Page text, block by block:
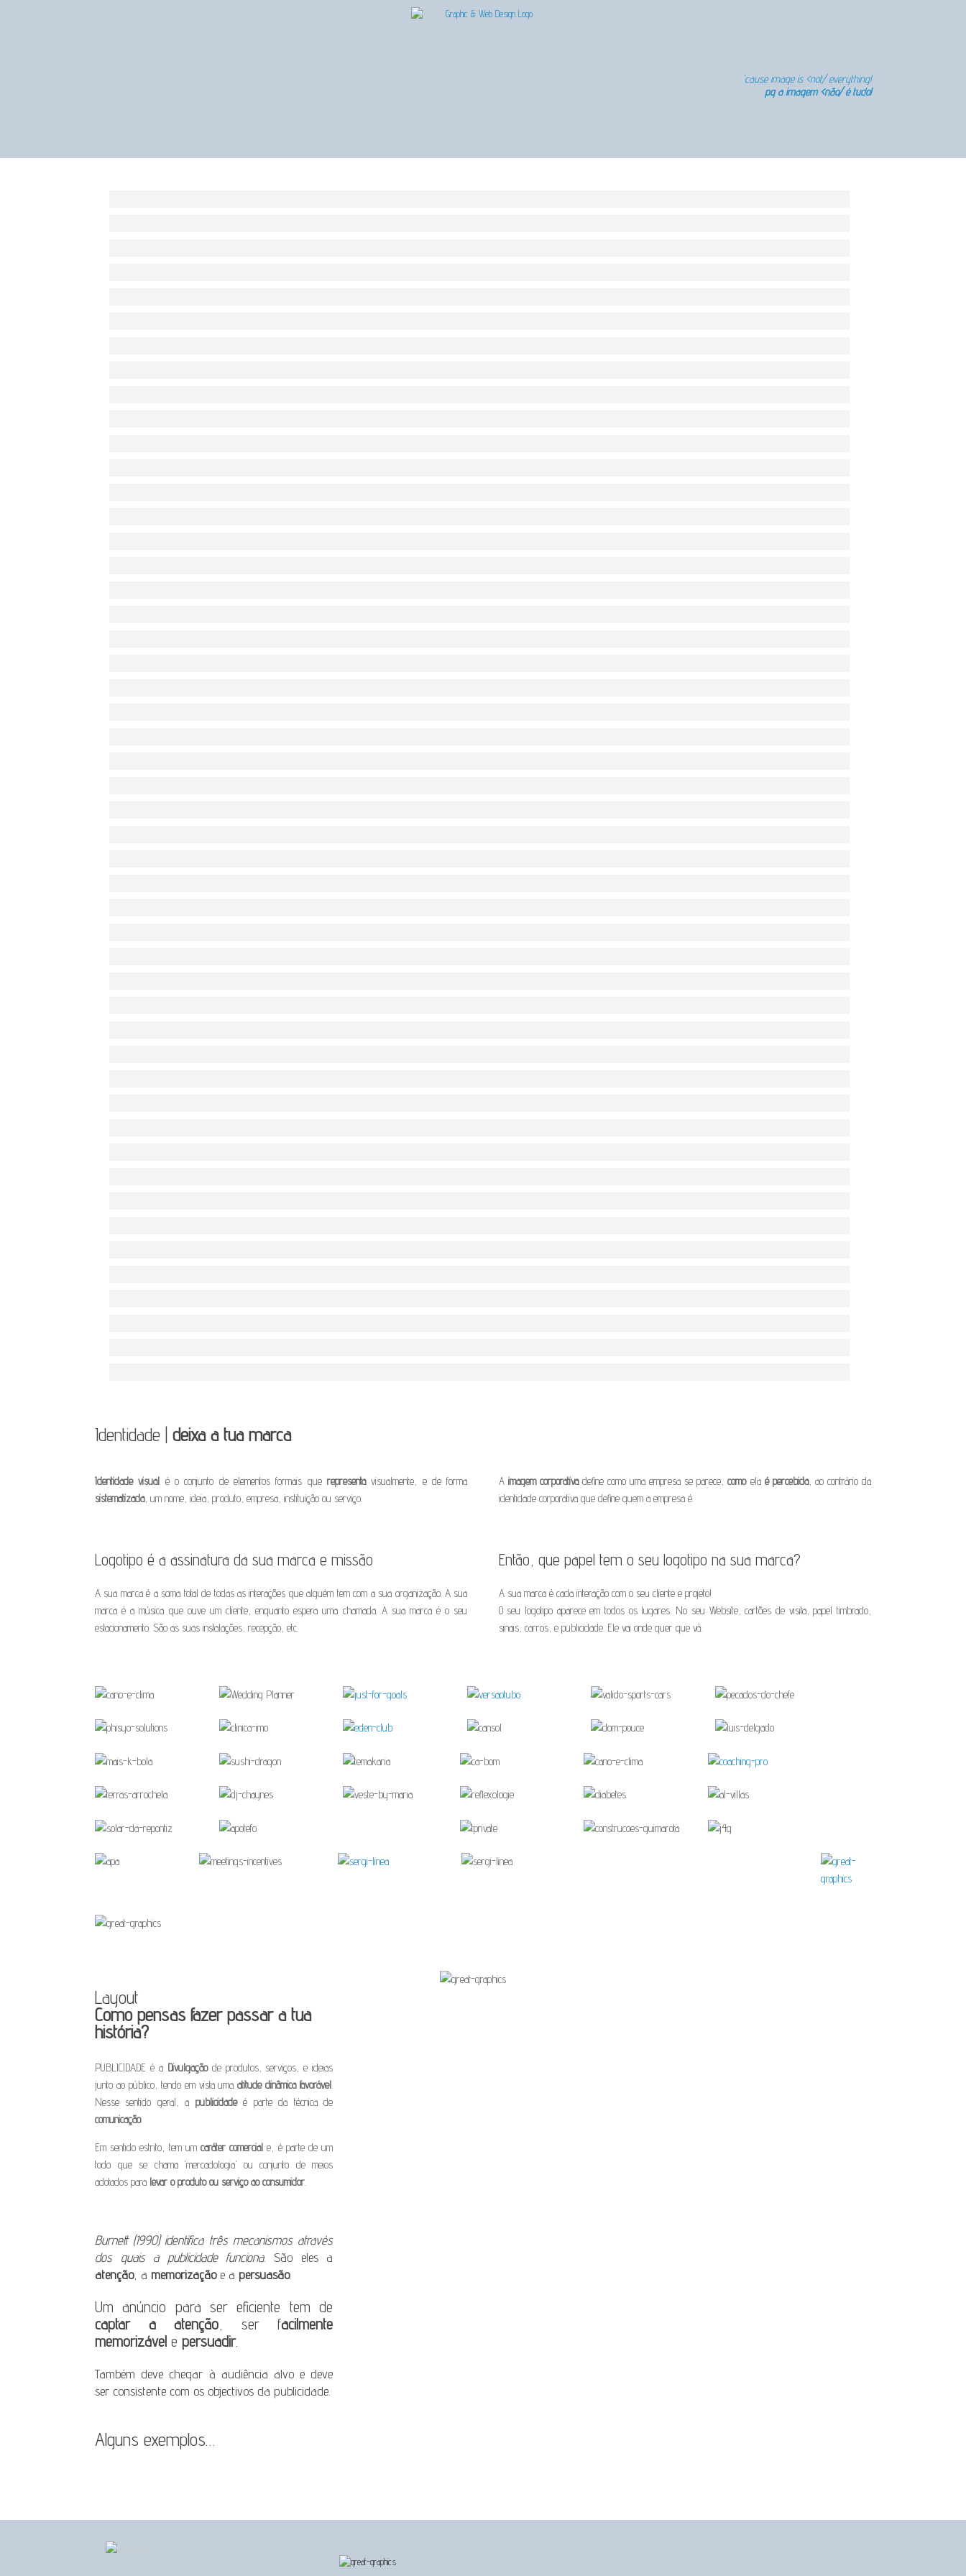
'cause image is <not/ everything!
pq a imagem <não/ é tudo!
Identidade | deixa a tua marca
Identidade visual é o conjunto de elementos formais querepresentavisualmente, e de forma
sistematizada, um nome, ideia, produto, empresa, instituição ou serviço.
A imagem corporativadefine como uma empresa se parece,comoela é percebida, ao contrário da
identidade corporativa que define quem a empresa é.
Logotipo é a assinatura da sua marca e missão
A sua marca é a soma total de todas as interações que alguém tem com a sua organização. A sua
marca é a música que ouve um cliente, enquanto espera uma chamada. A sua marca é o seu
estacionamento. São as suas instalações, recepção, etc.
Então, que papel tem o seu logotipo na sua marca?
A sua marca é cada interação com o seu cliente e projeto!
O seu logotipo aparece em todos os lugares. No seu Website, cartões de visita, papel timbrado,
sinais, carros, e publicidade. Ele vai onde quer que vá.
Layout
Como pensas fazer passar a tua
história?
PUBLICIDADE é a Divulgaçãode produtos, serviços, e ideias
junto ao público, tendo em vista umaatitude dinâmica favorável
Nesse sentido geral, a publicidadeé parte da técnica de
comunicação.
Em sentido estrito, tem um caráter comercial e, é parte de um
todo que se chama ‘mercadologia’ ou conjunto de meios
adotados para levar o produto ou serviço ao consumidor
Burnett (1990) identifica três mecanismos através
dos quais a publicidade funciona. São eles a
atenção, a memorizaçãoe a persuasão.
Um anúncio para ser eficiente tem de
captar a atenção , ser facilmente
memorizável e persuadir.
Também deve chegar à audiência alvo e deve
ser consistente com os objectivos da publicidade.
Alguns exemplos…